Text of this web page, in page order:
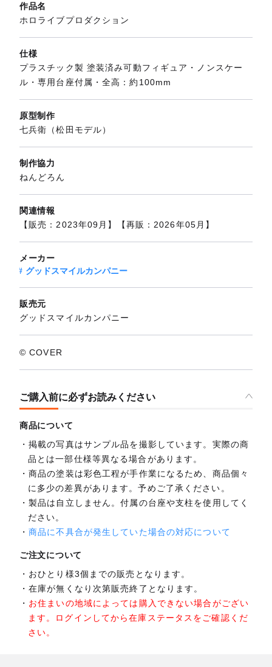
作品名
ホロライブプロダクション
仕様
プラスチック製 塗装済み可動フィギュア・ノンスケー
ル・専用台座付属・全高：約100mm
原型制作
七兵衛（松田モデル）
制作協力
ねんどろん
関連情報
【販売：2023年09月】【再販：2026年05月】
メーカー
グッドスマイルカンパニー
販売元
グッドスマイルカンパニー
© COVER
ご購入前に必ずお読みください
商品について
掲載の写真はサンプル品を撮影しています。実際の商
品とは一部仕様等異なる場合があります。
商品の塗装は彩色工程が手作業になるため、商品個々
に多少の差異があります。予めご了承ください。
製品は自立しません。付属の台座や支柱を使用してく
ださい。
商品に不具合が発生していた場合の対応について
ご注文について
おひとり様3個までの販売となります。
在庫が無くなり次第販売終了となります。
お住まいの地域によっては購入できない場合がござい
ます。ログインしてから在庫ステータスをご確認くだ
さい。